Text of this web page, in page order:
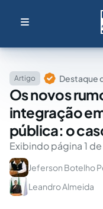
Artigo Destaque
Os novos
integração
pública: o
Exibindo página 1 de
Jeferson Botelho
Leandro Almeida